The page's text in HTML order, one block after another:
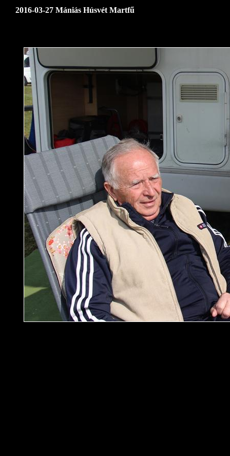
2016-03-27 Mániás Húsvét Martfű